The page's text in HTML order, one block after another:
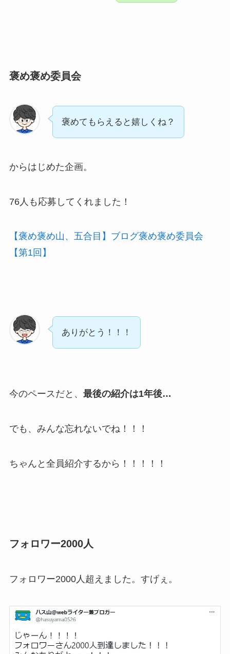
褒め褒め委員会
褒めてもらえると嬉しくね？
からはじめた企画。
76人も応募してくれました！
【褒め褒め山、五合目】ブログ褒め褒め委員会
【第1回】
ありがとう！！！
今のペースだと、 最後の紹介は1年後…
でも、みんな忘れないでね！！！
ちゃんと全員紹介するから！！！！！
フォロワー2000人
フォロワー2000人超えました。すげぇ。